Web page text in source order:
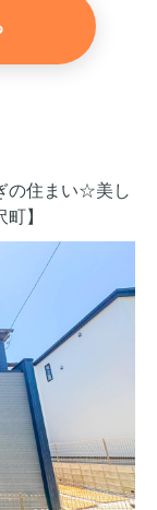
の住まい☆美し
】